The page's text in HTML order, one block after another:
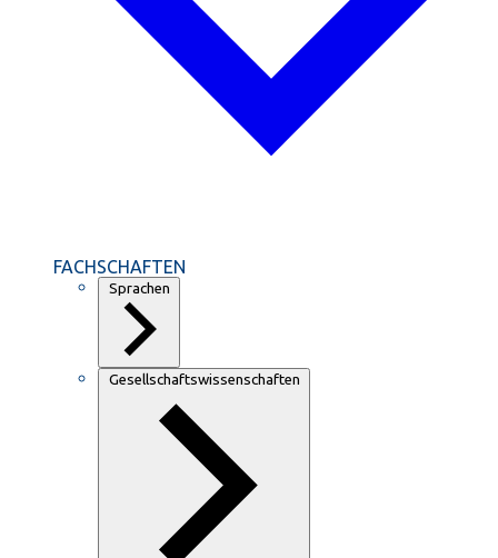
FACHSCHAFTEN
Sprachen
Gesellschaftswissenschaften